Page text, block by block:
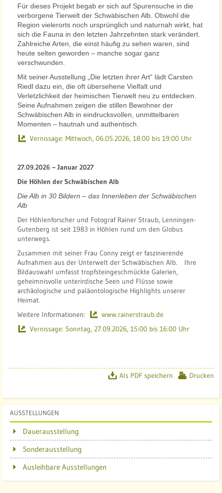
Für dieses Projekt begab er sich auf Spurensuche in die
verborgene Tierwelt der Schwäbischen Alb. Obwohl die
Region vielerorts noch ursprünglich und naturnah wirkt, hat
sich die Fauna in den letzten Jahrzehnten stark verändert.
Zahlreiche Arten, die einst häufig zu sehen waren, sind
heute selten geworden – manche sogar ganz
verschwunden.
Mit seiner Ausstellung „Die letzten ihrer Art“ lädt Carsten
Riedl dazu ein, die oft übersehene Vielfalt und
Verletzlichkeit der heimischen Tierwelt neu zu entdecken.
Seine Aufnahmen zeigen die stillen Bewohner der
Schwäbischen Alb in eindrucksvollen, unmittelbaren
Momenten – hautnah und authentisch.
Vernissage: Mittwoch, 06.05.2026, 18:00 bis 19:00 Uhr
27.09.2026 – Januar 2027
Die Höhlen der Schwäbischen Alb
Die Alb in 30 Bildern – das Innenleben der Schwäbischen
Alb
Der Höhlenforscher und Fotograf Rainer Straub, Lenningen-
Gutenberg ist seit 1983 in Höhlen rund um den Globus
unterwegs.
Zusammen mit seiner Frau Conny zeigt er faszinierende
Aufnahmen aus der Unterwelt der Schwäbischen Alb. Ihre
Bildauswahl umfasst tropfsteingeschmückte Galerien,
geheimnisvolle unterirdische Seen und Flüsse sowie
archäologische und paläontologische Highlights unserer
Heimat.
Weitere Informationen:
www.rainerstraub.de
Vernissage: Sonntag, 27.09.2026, 15:00 bis 16:00 Uhr
Drucken
Als PDF speichern
AUSSTELLUNGEN
Dauerausstellung
Sonderausstellung
Ausleihbare Ausstellungen